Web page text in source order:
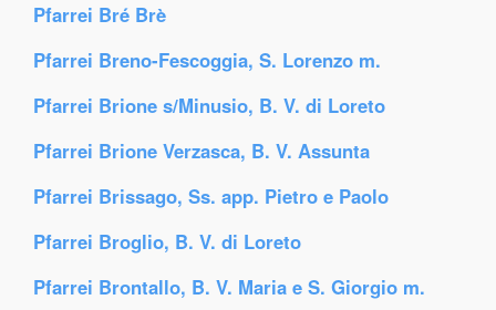
Pfarrei Bré Brè
Pfarrei Breno-Fescoggia, S. Lorenzo m.
Pfarrei Brione s/Minusio, B. V. di Loreto
Pfarrei Brione Verzasca, B. V. Assunta
Pfarrei Brissago, Ss. app. Pietro e Paolo
Pfarrei Broglio, B. V. di Loreto
Pfarrei Brontallo, B. V. Maria e S. Giorgio m.